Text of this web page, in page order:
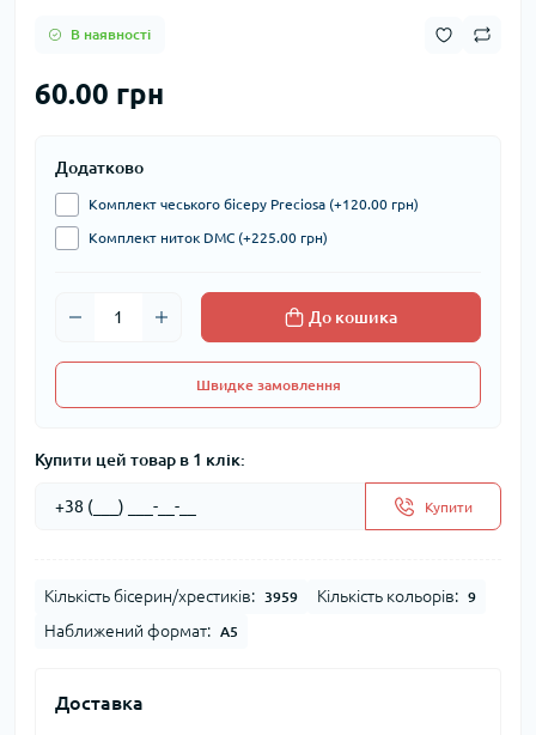
В наявності
60.00 грн
Додатково
Комплект чеського бісеру Preciosa (+120.00 грн)
Комплект ниток DMC (+225.00 грн)
До кошика
Швидке замовлення
Купити цей товар в 1 клік:
Купити
Кількість бісерин/хрестиків: 3959 Кількість кольорів: 9
Наближений формат: А5
Доставка